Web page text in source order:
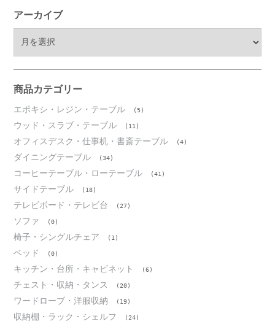
アーカイブ
ブ
商品カテゴリー
エポキシ・レジン・テーブル (5)
ウッド・スラブ・テーブル (11)
オフィスデスク・仕事机・書斎テーブル (4)
ダイニングテーブル (34)
コーヒーテーブル・ローテーブル (41)
サイドテーブル (18)
テレビボード・テレビ台 (27)
ソファ (0)
椅子・シングルチェア (1)
ベッド (0)
キッチン・台所・キャビネット (6)
チェスト・収納・タンス (20)
ワードローブ・洋服収納 (19)
収納棚・ラック・シェルフ (24)